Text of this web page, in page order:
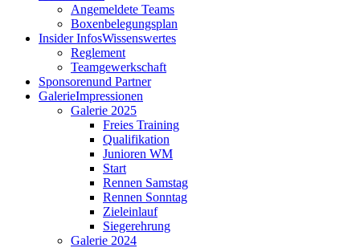
Angemeldete Teams
Boxenbelegungsplan
Insider InfosWissenswertes
Reglement
Teamgewerkschaft
Sponsorenund Partner
GalerieImpressionen
Galerie 2025
Freies Training
Qualifikation
Junioren WM
Start
Rennen Samstag
Rennen Sonntag
Zieleinlauf
Siegerehrung
Galerie 2024